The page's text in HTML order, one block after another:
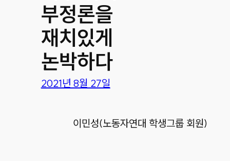
부정론을
재치있게
논박하다
2021년 8월 27일
이민성(노동자연대 학생그룹 회원)